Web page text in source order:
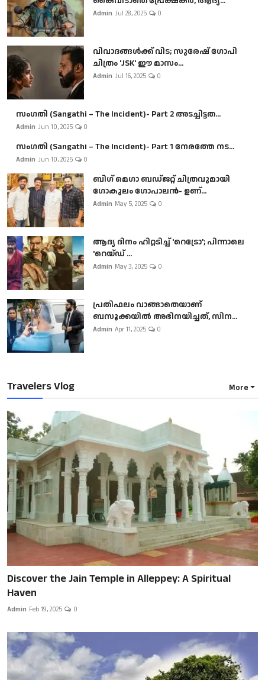
Admin Jul 28, 2025 0
വിവാദങ്ങൾക്ക് വിട; സുരേഷ് ഗോപി
ചിത്രം 'JSK' ഈ മാസം...
Admin Jul 16, 2025 0
സംഗതി (Sangathi – The Incident)- Part 2 അടച്ചിട്ടത...
Admin Jun 10, 2025 0
സംഗതി (Sangathi – The Incident)- Part 1 നേരത്തേ നട...
Admin Jun 10, 2025 0
ബി​ഗ് മെഗാ ബഡ്ജറ്റ് ചിത്രവുമായി
ഗോകുലം ഗോപാലൻ- ഉണ്...
Admin May 5, 2025 0
ആദ്യ ദിനം ഹിറ്റടിച്ച് 'റെട്രോ'; പിന്നാലെ
'റെയ്ഡ് ...
Admin May 3, 2025 0
പ്രതിഫലം വാങ്ങാതെയാണ്
ബസൂക്കയില്‍ അഭിനയിച്ചത്, സിന...
Admin Apr 11, 2025 0
Travelers Vlog More
Discover the Jain Temple in Alleppey: A Spiritual
Haven
Admin Feb 19, 2025 0